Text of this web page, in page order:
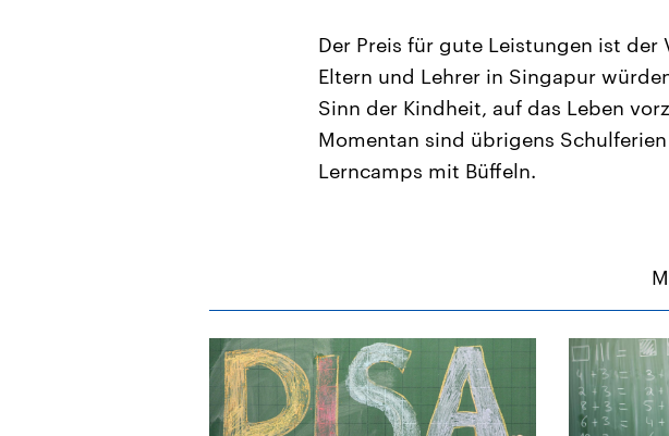
Der Preis für gute Leistungen ist der
Eltern und Lehrer in Singapur
Sinn der Kindheit, auf das Leben
Momentan sind übrigens
Lerncamps mit Büffeln.